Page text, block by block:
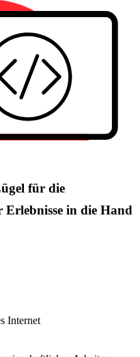
für die
in die Hand
Internet